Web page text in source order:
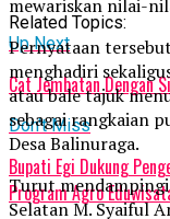
Related Topics:
Up Next
Cat Jembatan Dengan
Don't Miss
Bupati Egi Dukung
Program Agro
mewariskan nilai-
Pernyataan
menghadiri
atau bale tajuk
sebagai rangkaian
Desa Balinuraga.
Turut
Selatan M. Syaiful